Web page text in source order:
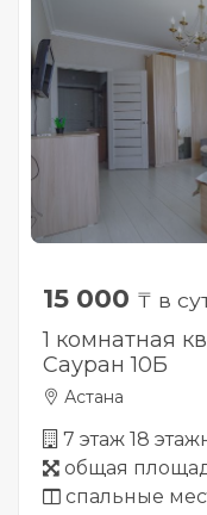
15 000 ₸ в
1 комнатная
Сауран 10Б
Астана
7 этаж 18
общая
спальные